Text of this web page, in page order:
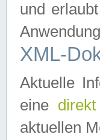
und
XML-
Aktuelle
eine
aktuellen